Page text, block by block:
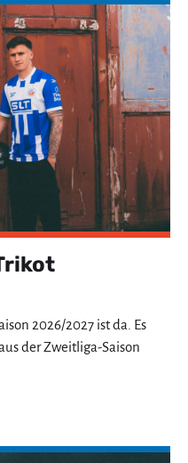
2026/2027 ist da. Es
der Zweitliga-Saison